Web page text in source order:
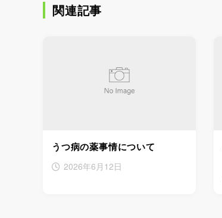
関連記事
うつ病の薬事情について
2026年6月12日